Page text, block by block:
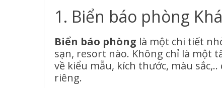
1. Biển báo phòng
Biển báo phòng là một chi tiết
sạn, resort nào. Không chỉ là một
về kiểu mẫu, kích thước, màu
riêng.